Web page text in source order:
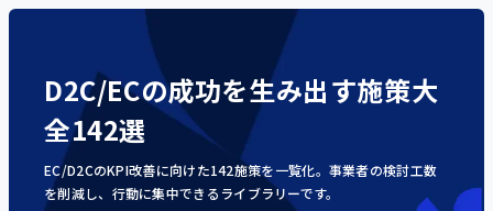
D2C/ECの成功を生み出す施策大
全142選
EC/D2CのKPI改善に向けた142施策を一覧化。事業者の検討工数
を削減し、行動に集中できるライブラリーです。